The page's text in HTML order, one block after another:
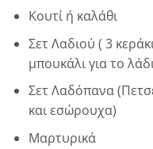
Κουτί ή καλάθι
Σετ Λαδιού ( 3
μπουκάλι για το
Σετ Λαδόπανα
και εσώρουχα)
Μαρτυρικά